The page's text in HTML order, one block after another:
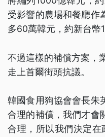
受影響的農場和餐廳作
多60萬韓元，約新台幣
不過這樣的補償方案，
走上首爾街頭抗議。
韓國食用狗協會會長朱
合理的補償，我們才會
合理，所以我們決定